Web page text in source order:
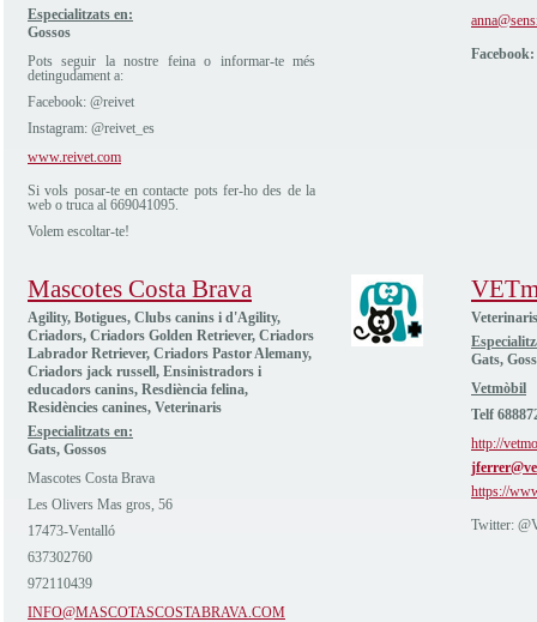
Especialitzats en:
Gossos
Pots seguir la nostre feina o informar-te més
detingudament a:
Facebook: @reivet
Instagram: @reivet_es
www.reivet.com
Si vols posar-te en contacte pots fer-ho des de la
web o truca al 669041095.
Volem escoltar-te!
Facebook:
Mascotes Costa Brava
Agility, Botigues, Clubs canins i d'Agility,
Criadors, Criadors Golden Retriever, Criadors
Labrador Retriever, Criadors Pastor Alemany,
Criadors jack russell, Ensinistradors i
educadors canins, Resdiència felina,
Residències canines, Veterinaris
Especialitzats en:
Gats, Gossos
Mascotes Costa Brava
Les Olivers Mas gros, 56
17473-Ventalló
637302760
972110439
INFO@MASCOTASCOSTABRAVA.COM
Gats,
Vetmòbil
Telf
http://
https://
Twitter: